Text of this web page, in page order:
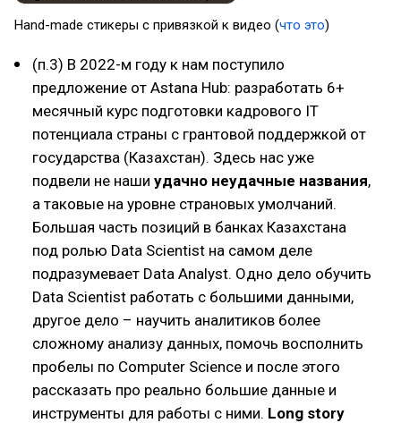
Hand-made стикеры с привязкой к видео (что это)
(п.3) В 2022-м году к нам поступило
предложение от Astana Hub: разработать 6+
месячный курс подготовки кадрового IT
потенциала страны с грантовой поддержкой от
государства (Казахстан). Здесь нас уже
подвели не наши удачно неудачные названия,
а таковые на уровне страновых умолчаний.
Большая часть позиций в банках Казахстана
под ролью Data Scientist на самом деле
подразумевает Data Analyst. Одно дело обучить
Data Scientist работать с большими данными,
другое дело – научить аналитиков более
сложному анализу данных, помочь восполнить
пробелы по Computer Science и после этого
рассказать про реально большие данные и
инструменты для работы с ними. Long story